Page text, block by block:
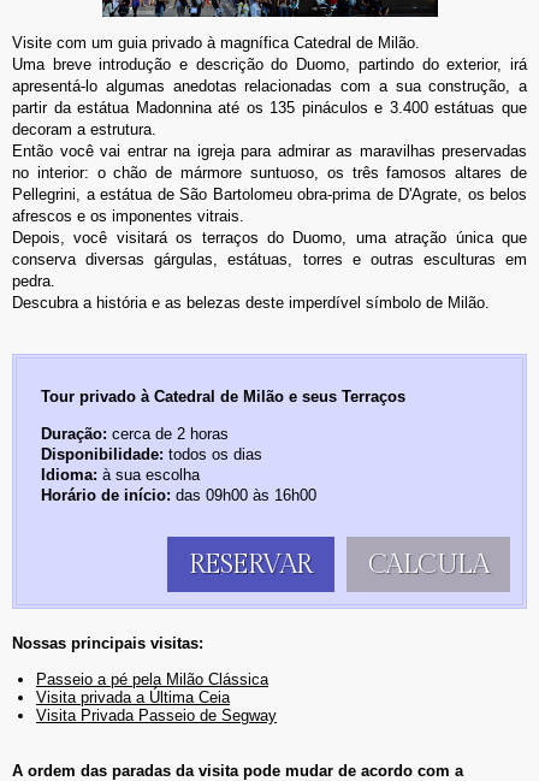
Visite com um guia privado à magnífica Catedral de Milão.
Uma breve introdução e descrição do Duomo, partindo do exterior, irá
apresentá-lo algumas anedotas relacionadas com a sua construção, a
partir da estátua Madonnina até os 135 pináculos e 3.400 estátuas que
decoram a estrutura.
Então você vai entrar na igreja para admirar as maravilhas preservadas
no interior: o chão de mármore suntuoso, os três famosos altares de
Pellegrini, a estátua de São Bartolomeu obra-prima de D'Agrate, os belos
afrescos e os imponentes vitrais.
Depois, você visitará os terraços do Duomo, uma atração única que
conserva diversas gárgulas, estátuas, torres e outras esculturas em
pedra.
Descubra a história e as belezas deste imperdível símbolo de Milão.
Tour privado à Catedral de Milão e seus Terraços
Duração: cerca de 2 horas
Disponibilidade: todos os dias
Idioma: à sua escolha
Horário de início: das 09h00 às 16h00
CALCULA
RESERVAR
Nossas principais visitas:
Passeio a pé pela Milão Clássica
Visita privada a Última Ceia
Visita Privada Passeio de Segway
A ordem das paradas da visita pode mudar de acordo com a